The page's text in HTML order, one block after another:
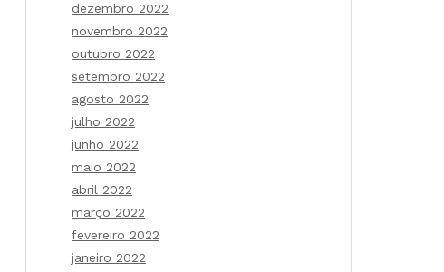
dezembro 2022
novembro 2022
outubro 2022
setembro 2022
agosto 2022
julho 2022
junho 2022
maio 2022
abril 2022
março 2022
fevereiro 2022
janeiro 2022